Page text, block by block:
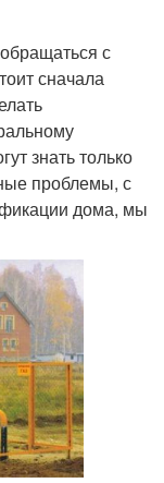
с
сначала
знать только
проблемы, с
дома, мы